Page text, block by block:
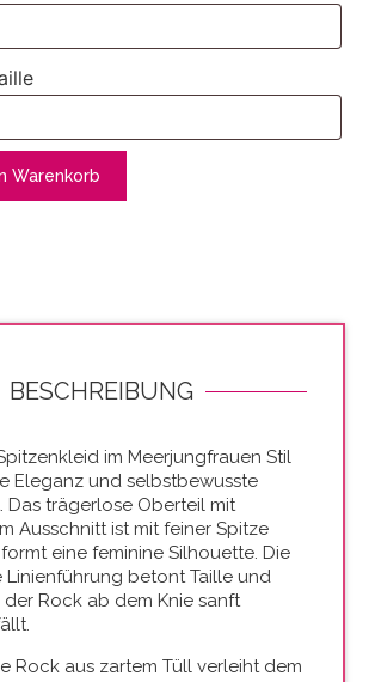
Warenkorb
BESCHREIBUNG
im Meerjungfrauen Stil
Eleganz und selbstbewusste
Das trägerlose Oberteil mit
Ausschnitt ist mit feiner Spitze
eine feminine Silhouette. Die
betont Taille und
der Rock ab dem Knie sanft
Rock aus zartem Tüll verleiht dem